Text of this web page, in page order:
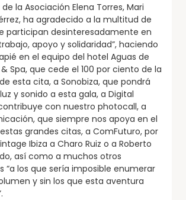
la Asociación Elena Torres, Mari
ha agradecido a la multitud de
participan desinteresadamente en
apoyo y solidaridad”, haciendo
en el equipo del hotel Aguas de
Spa, que cede el 100 por ciento de la
esta cita, a Sonobiza, que pondrá
y sonido a esta gala, a Digital
con nuestro photocall, a
que siempre nos apoya en el
grandes citas, a ComFuturo, por
Ibiza a Charo Ruiz o a Roberto
así como a muchos otros
“a los que sería imposible enumerar
y sin los que esta aventura